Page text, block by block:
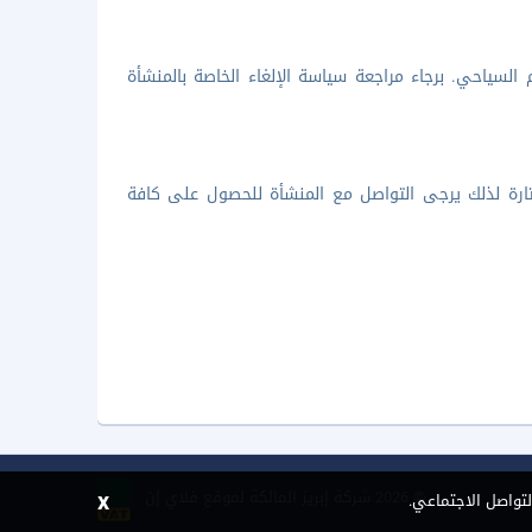
برجاء مراجعة سياسة الإلغاء الخاصة بالمنشأة
لذلك يرجى التواصل مع المنشأة للحصول على كافة
©
الاجتماعي. x